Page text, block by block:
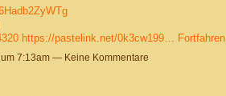
https://pastelink.net/0k3cw199… Fortfahren
7:13am — Keine Kommentare